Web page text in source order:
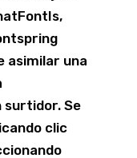
asimilar una
surtidor. Se
clic